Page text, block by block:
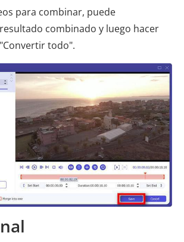
para combinar, puede
combinado y luego hacer
todo".